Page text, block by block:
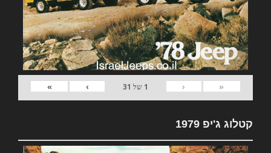
«
‹
1 של 31
›
»
קטלוג ג'יפ 1979